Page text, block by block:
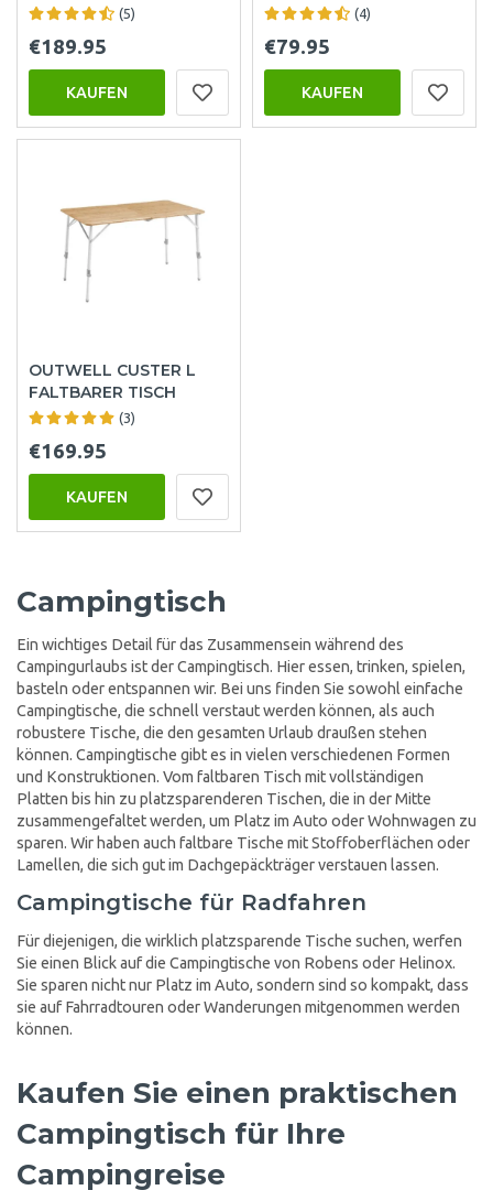
(5)
€189.95
KAUFEN
(4)
€79.95
KAUFEN
OUTWELL CUSTER L
FALTBARER TISCH
(3)
€169.95
KAUFEN
Campingtisch
Ein wichtiges Detail für das Zusammensein während des
Campingurlaubs ist der Campingtisch. Hier essen, trinken, spielen,
basteln oder entspannen wir. Bei uns finden Sie sowohl einfache
Campingtische, die schnell verstaut werden können, als auch
robustere Tische, die den gesamten Urlaub draußen stehen
können. Campingtische gibt es in vielen verschiedenen Formen
und Konstruktionen. Vom faltbaren Tisch mit vollständigen
Platten bis hin zu platzsparenderen Tischen, die in der Mitte
zusammengefaltet werden, um Platz im Auto oder Wohnwagen zu
sparen. Wir haben auch faltbare Tische mit Stoffoberflächen oder
Lamellen, die sich gut im Dachgepäckträger verstauen lassen.
Campingtische für Radfahren
Für diejenigen, die wirklich platzsparende Tische suchen, werfen
Sie einen Blick auf die Campingtische von Robens oder Helinox.
Sie sparen nicht nur Platz im Auto, sondern sind so kompakt, dass
sie auf Fahrradtouren oder Wanderungen mitgenommen werden
können.
Kaufen Sie einen praktischen
Campingtisch für Ihre
Campingreise